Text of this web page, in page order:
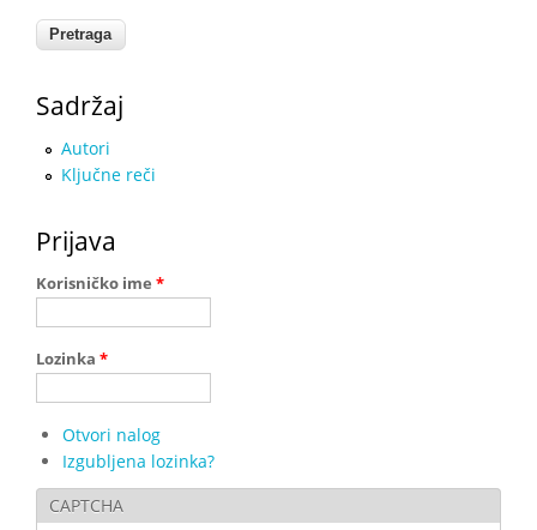
Sadržaj
Autori
Ključne reči
Prijava
Korisničko ime *
Lozinka *
Otvori nalog
Izgubljena lozinka?
CAPTCHA